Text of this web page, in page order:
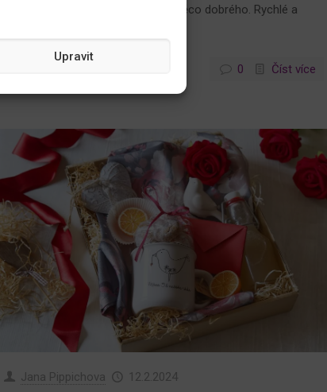
Upravit
Ke každému svátečnímu dni patří něco dobrého. Rychlé a
0 Číst více
Jana Pippichova 12.2.2024